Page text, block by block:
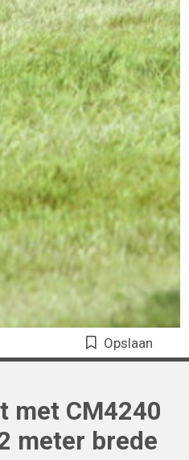
Opslaan
met CM4240
meter brede